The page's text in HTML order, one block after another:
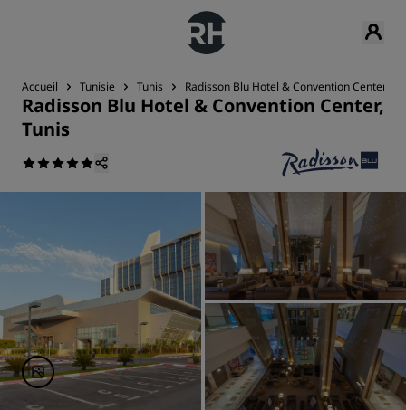
Accueil Tunisie Tunis Radisson Blu Hotel & Convention Center,
Radisson Blu Hotel & Convention Center,
Tunis